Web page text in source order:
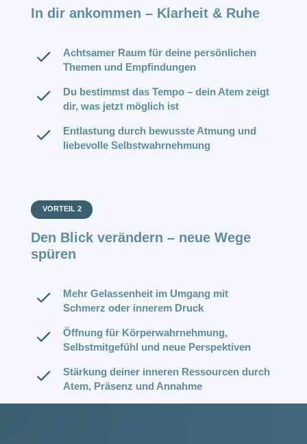
In dir ankommen – Klarheit & Ruhe
Achtsamer Raum für deine persönlichen
Themen und Empfindungen
Du bestimmst das Tempo – dein Atem zeigt
dir, was jetzt möglich ist
Entlastung durch bewusste Atmung und
liebevolle Selbstwahrnehmung
VORTEIL 2
Den Blick verändern – neue Wege
spüren
Mehr Gelassenheit im Umgang mit
Schmerz oder innerem Druck
Öffnung für Körperwahrnehmung,
Selbstmitgefühl und neue Perspektiven
Stärkung deiner inneren Ressourcen durch
Atem, Präsenz und Annahme